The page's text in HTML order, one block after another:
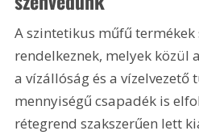
A szintetikus műfű
rendelkeznek, melyek közül
a vízállóság és a vízelvezető
mennyiségű csapadék is
rétegrend szakszerűen lett